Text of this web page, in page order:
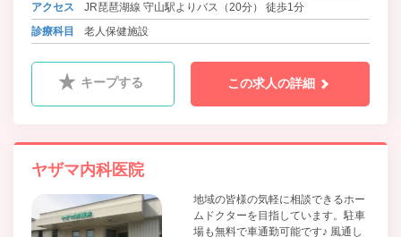
アクセス
JR琵琶湖線 守山駅よりバス（20分） 徒歩1分
診療科目
老人保健施設
キープする この求人の詳細
ヤザマ内科医院
地域の皆様の気軽に相談できるホー
ムドクターを目指しています。駐車
場も無料で車通勤可能です♪ 風通し